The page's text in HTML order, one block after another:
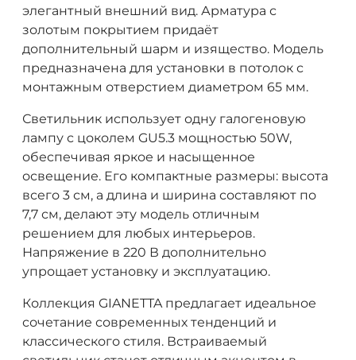
элегантный внешний вид. Арматура с
золотым покрытием придаёт
дополнительный шарм и изящество. Модель
предназначена для установки в потолок с
монтажным отверстием диаметром 65 мм.
Светильник использует одну галогеновую
лампу с цоколем GU5.3 мощностью 50W,
обеспечивая яркое и насыщенное
освещение. Его компактные размеры: высота
всего 3 см, а длина и ширина составляют по
7,7 см, делают эту модель отличным
решением для любых интерьеров.
Напряжение в 220 В дополнительно
упрощает установку и эксплуатацию.
Коллекция GIANETTA предлагает идеальное
сочетание современных тенденций и
классического стиля. Встраиваемый